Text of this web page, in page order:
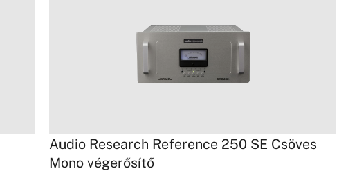
Audio Research Reference 250 SE Csöves
Mono végerősítő